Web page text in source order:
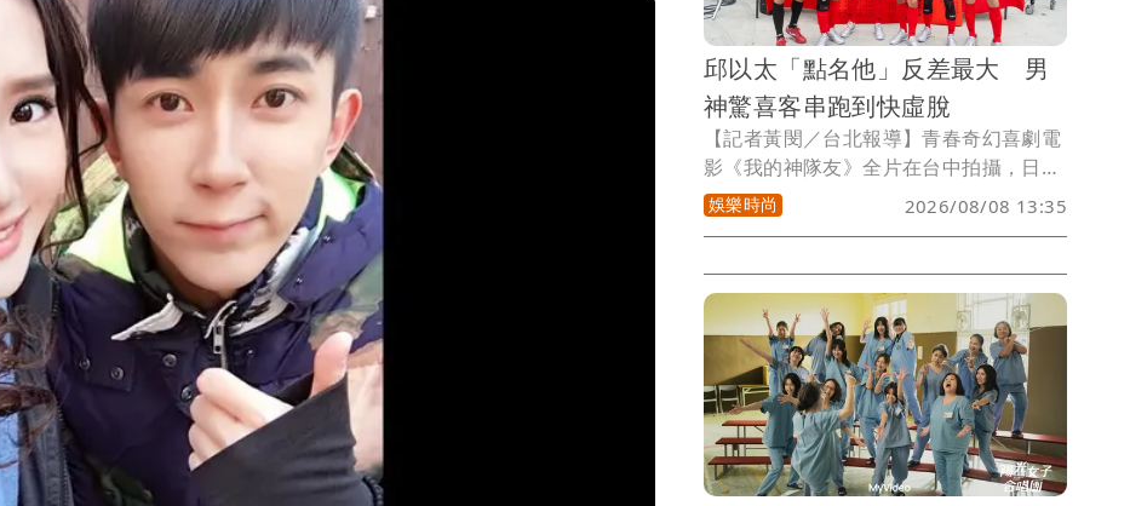
邱以太「點名他」反差最大 男
神驚喜客串跑到快虛脫
【記者黃閔／台北報導】青春奇幻喜劇電
影《我的神隊友》全片在台中拍攝，日前
正式殺青，歷經前期密集足球訓練與一個
多月拍攝，演員們不僅培養出球場上的默
莉、程予希、鍾岳軒、Ozone黃文廷、
FEniX夏浦洋、728SEVENTOEIGHT王學
駿、Ni!KA萊恩等主要卡司外，林子閎也
特別客串演出。隨著拍攝告一段落，眾人
紛紛分享最難忘的拍攝回憶。
娛樂時尚 2026/08/08 13:35